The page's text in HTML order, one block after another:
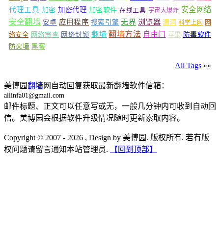
代理工具 加密 加密代理 加密软件 在线工具 宇宙大爆炸 安全网络
安全翻墙 安卓 应用程序 搜索引擎 无界 浏览器 漏洞 科学上网 网
络安全 网络审查 网络封锁 翻墙 翻墙方法 自由门 苹果 防毒软件
防火墙 黑客
All Tags »»
美博园翻墙网自动回复获取最新翻墙软件信箱：
allinfa01@gmail.com
邮件标题、正文可以任意写或无，一般几分钟内可收到自动回
信。美博园会根据软件升级情况随时更新索取内容。
Copyright © 2007 - 2026 , Design by 美博园. 版权所有. 若有版
权问题请留言通知本站管理员.
【回到顶部】